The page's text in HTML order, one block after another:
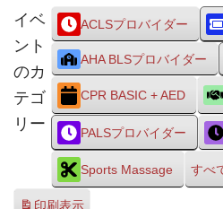
イベ
ント
のカ
テゴ
リー
ACLSプロバイダー
AHA BLSプロバイダー
CPR BASIC + AED
PALSプロバイダー
Sports Massage すべ
印刷表示